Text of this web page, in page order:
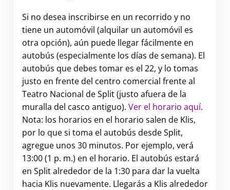
Si no desea inscribirse en un recorrido y no
tiene un automóvil (alquilar un automóvil es
otra opción), aún puede llegar fácilmente en
autobús (especialmente los días de semana). El
autobús que debes tomar es el 22, y lo tomas
justo en frente del centro comercial frente al
Teatro Nacional de Split (justo afuera de la
muralla del casco antiguo). Ver el horario aquí.
Nota: los horarios en el horario salen de Klis,
por lo que si toma el autobús desde Split,
agregue unos 30 minutos. Por ejemplo, verá
13:00 (1 p. m.) en el horario. El autobús estará
en Split alrededor de la 1:30 para dar la vuelta
hacia Klis nuevamente. Llegarás a Klis alrededor